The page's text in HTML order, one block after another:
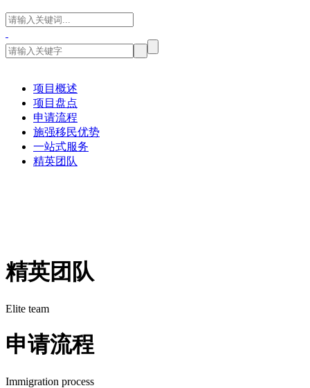
项目概述
项目盘点
申请流程
施强移民优势
一站式服务
精英团队
精英团队
Elite team
申请流程
Immigration process